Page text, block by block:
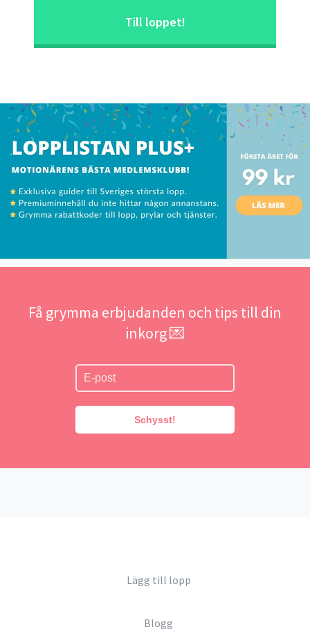
Till loppet!
Få grymma erbjudanden och tips till din
inkorg 💌
Schysst!
Lägg till lopp
Blogg